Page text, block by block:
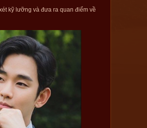
kỹ lưỡng và đưa ra quan điểm về